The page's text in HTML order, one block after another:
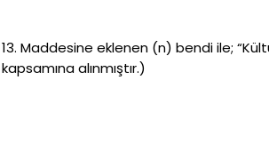
Maddesine eklenen (n) bendi ile;
alınmıştır.)